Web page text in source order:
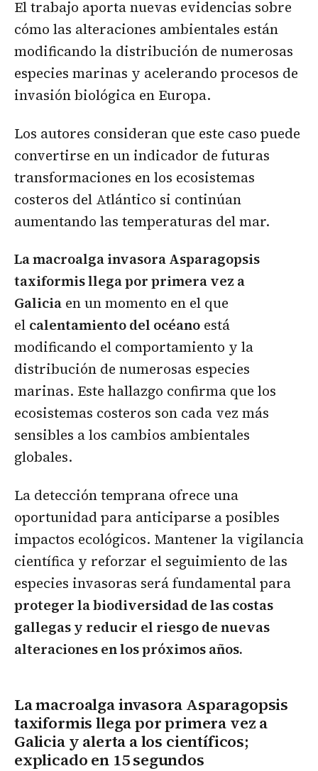
El trabajo aporta nuevas evidencias sobre
cómo las alteraciones ambientales están
modificando la distribución de numerosas
especies marinas y acelerando procesos de
invasión biológica en Europa.
Los autores consideran que este caso puede
convertirse en un indicador de futuras
transformaciones en los ecosistemas
costeros del Atlántico si continúan
aumentando las temperaturas del mar.
La macroalga invasora Asparagopsis
taxiformis llega por primera vez a
Galicia en un momento en el que
el calentamiento del océano está
modificando el comportamiento y la
distribución de numerosas especies
marinas. Este hallazgo confirma que los
ecosistemas costeros son cada vez más
sensibles a los cambios ambientales
globales.
La detección temprana ofrece una
oportunidad para anticiparse a posibles
impactos ecológicos. Mantener la vigilancia
científica y reforzar el seguimiento de las
especies invasoras será fundamental para
proteger la biodiversidad de las costas
gallegas y reducir el riesgo de nuevas
alteraciones en los próximos años.
La macroalga invasora Asparagopsis
taxiformis llega por primera vez a
Galicia y alerta a los científicos;
explicado en 15 segundos